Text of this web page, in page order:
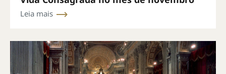
Leia mais